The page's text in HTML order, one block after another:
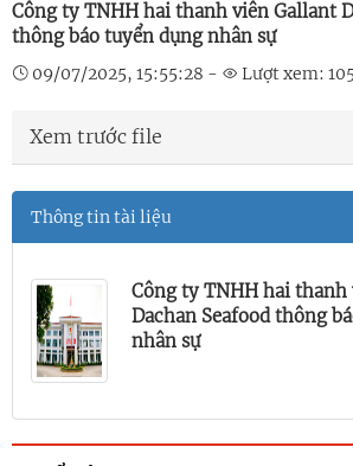
Công ty TNHH hai thanh viên Gallant
thông báo tuyển dụng nhân sự
09/07/2025, 15:55:28 - Lượt xem: 105
Xem trước file
Thông tin tài liệu
Công ty TNHH hai thanh
Dachan Seafood thông
nhân sự